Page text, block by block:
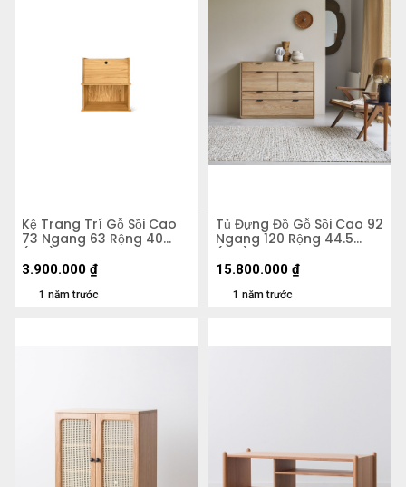
Kệ Trang Trí Gỗ Sồi Cao
73 Ngang 63 Rộng 40
(cm)
1 năm trước
3.900.000 ₫
Tủ Đựng Đồ Gỗ Sồi Cao 92
Ngang 120 Rộng 44.5
(cm)
1 năm trước
15.800.000 ₫